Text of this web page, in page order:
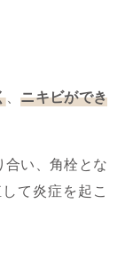
、ニキビができ
合い、角栓とな
て炎症を起こ